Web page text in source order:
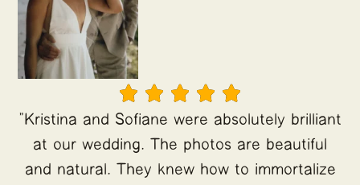
    
"Kristina and Sofiane were absolutely brilliant
at our wedding. The photos are beautiful
and natural. They knew how to immortalize